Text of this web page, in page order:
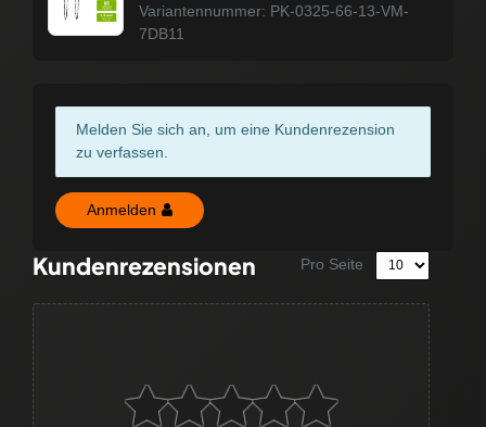
Variantennummer: PK-0325-66-13-VM-
7DB11
Melden Sie sich an, um eine Kundenrezension
zu verfassen.
Anmelden
Kundenrezensionen Pro Seite